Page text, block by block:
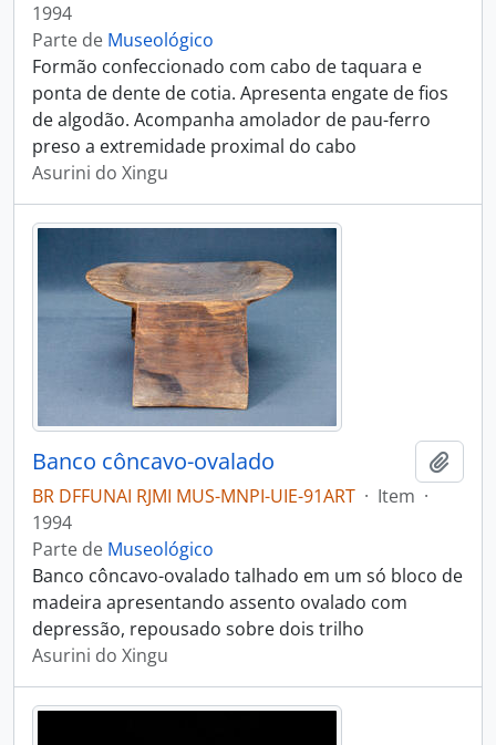
1994
Parte de Museológico
Formão confeccionado com cabo de taquara e
ponta de dente de cotia. Apresenta engate de fios
de algodão. Acompanha amolador de pau-ferro
preso a extremidade proximal do cabo
Asurini do Xingu
Banco côncavo-ovalado
BR DFFUNAI RJMI MUS-MNPI-UIE-91ART · Item ·
1994
Parte de Museológico
Banco côncavo-ovalado talhado em um só bloco de
madeira apresentando assento ovalado com
depressão, repousado sobre dois trilho
Asurini do Xingu